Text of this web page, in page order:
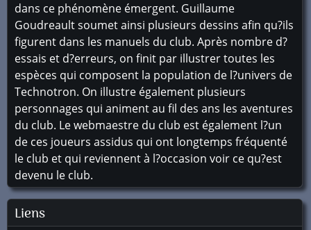
dans ce phénomène émergent. Guillaume
Goudreault soumet ainsi plusieurs dessins afin qu?ils
figurent dans les manuels du club. Après nombre d?
essais et d?erreurs, on finit par illustrer toutes les
espèces qui composent la population de l?univers de
Technotron. On illustre également plusieurs
personnages qui animent au fil des ans les aventures
du club. Le webmaestre du club est également l?un
de ces joueurs assidus qui ont longtemps fréquenté
le club et qui reviennent à l?occasion voir ce qu?est
devenu le club.
Liens